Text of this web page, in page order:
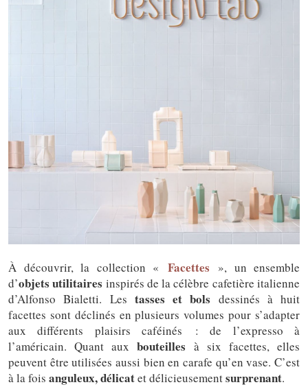
À découvrir, la collection « Facettes », un ensemble
d’objets utilitaires inspirés de la célèbre cafetière italienne
d’Alfonso Bialetti. Les tasses et bols dessinés à huit
facettes sont déclinés en plusieurs volumes pour s’adapter
aux différents plaisirs caféinés : de l’expresso à
l’américain. Quant auxbouteilles à six facettes, elles
peuvent être utilisées aussi bien en carafe qu’en vase. C’est
à la fois anguleux, délicatet délicieusementsurprenant.